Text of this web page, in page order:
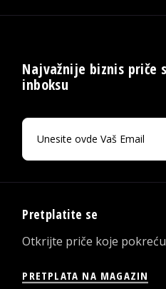
Najvažnije biznis priče
inboksu
Pretplatite se
Otkrijte priče koje
PRETPLATA NA MAGAZIN